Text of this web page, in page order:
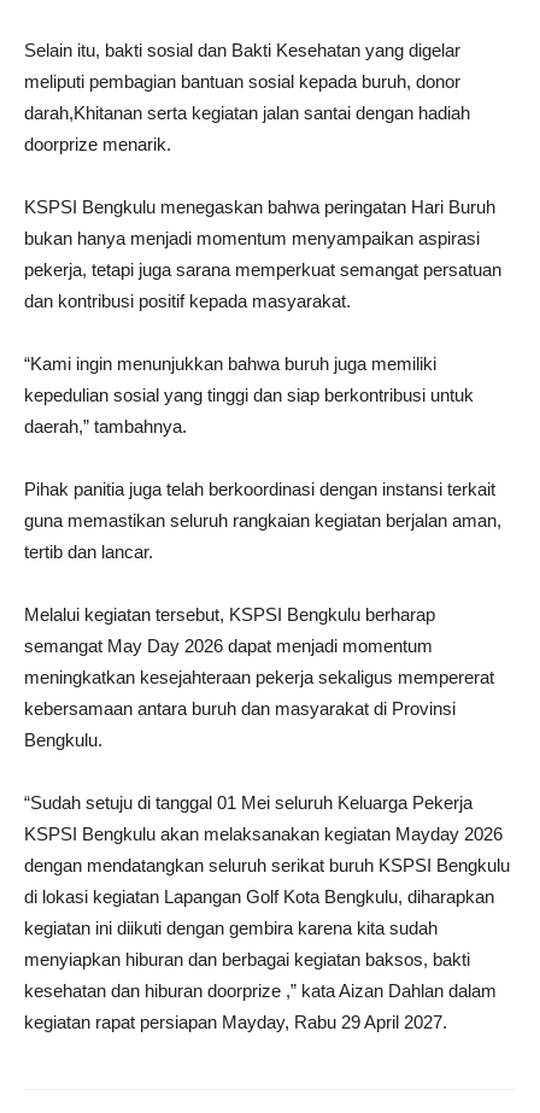
Selain itu, bakti sosial dan Bakti Kesehatan yang digelar
meliputi pembagian bantuan sosial kepada buruh, donor
darah,Khitanan serta kegiatan jalan santai dengan hadiah
doorprize menarik.
KSPSI Bengkulu menegaskan bahwa peringatan Hari Buruh
bukan hanya menjadi momentum menyampaikan aspirasi
pekerja, tetapi juga sarana memperkuat semangat persatuan
dan kontribusi positif kepada masyarakat.
“Kami ingin menunjukkan bahwa buruh juga memiliki
kepedulian sosial yang tinggi dan siap berkontribusi untuk
daerah,” tambahnya.
Pihak panitia juga telah berkoordinasi dengan instansi terkait
guna memastikan seluruh rangkaian kegiatan berjalan aman,
tertib dan lancar.
Melalui kegiatan tersebut, KSPSI Bengkulu berharap
semangat May Day 2026 dapat menjadi momentum
meningkatkan kesejahteraan pekerja sekaligus mempererat
kebersamaan antara buruh dan masyarakat di Provinsi
Bengkulu.
“Sudah setuju di tanggal 01 Mei seluruh Keluarga Pekerja
KSPSI Bengkulu akan melaksanakan kegiatan Mayday 2026
dengan mendatangkan seluruh serikat buruh KSPSI Bengkulu
di lokasi kegiatan Lapangan Golf Kota Bengkulu, diharapkan
kegiatan ini diikuti dengan gembira karena kita sudah
menyiapkan hiburan dan berbagai kegiatan baksos, bakti
kesehatan dan hiburan doorprize ,” kata Aizan Dahlan dalam
kegiatan rapat persiapan Mayday, Rabu 29 April 2027.